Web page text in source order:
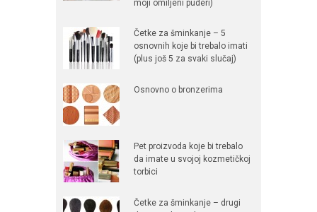
moji omiljeni puderi)
Četke za šminkanje – 5
osnovnih koje bi trebalo imati
(plus još 5 za svaki slučaj)
Osnovno o bronzerima
Pet proizvoda koje bi trebalo
da imate u svojoj kozmetičkoj
torbici
Četke za šminkanje – drugi